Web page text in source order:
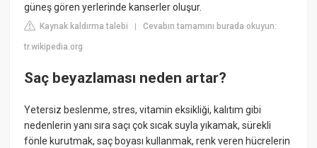
güneş gören yerlerinde kanserler oluşur.
Kaynak kaldırma talebi |Cevabın tamamını burada okuyun:
tr.wikipedia.org
Saç beyazlaması neden artar?
Yetersiz beslenme, stres, vitamin eksikliği, kalıtım gibi
nedenlerin yanı sıra saçı çok sıcak suyla yıkamak, sürekli
fönle kurutmak, saç boyası kullanmak, renk veren hücrelerin